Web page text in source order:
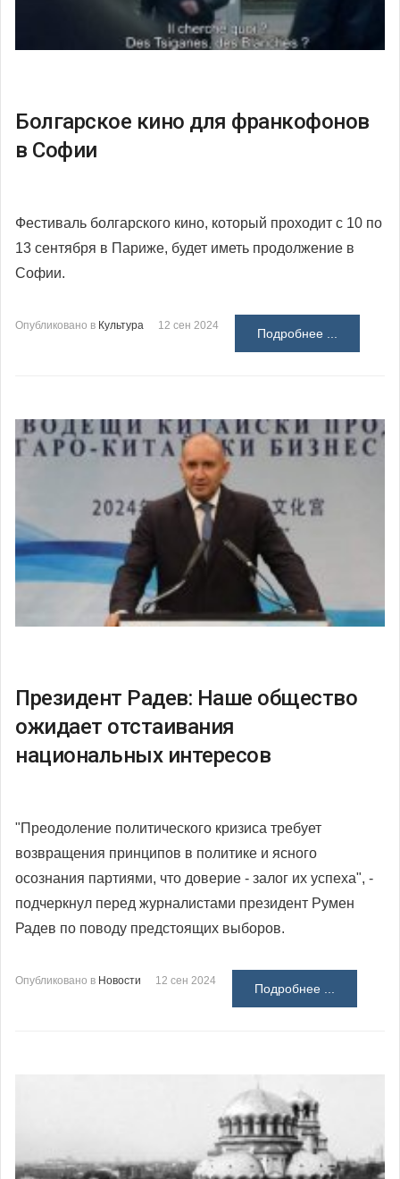
Болгарское кино для франкофонов
в Софии
Фестиваль болгарского кино, который проходит с 10 по
13 сентября в Париже, будет иметь продолжение в
Софии.
Опубликовано в Культура 12 сен 2024
Подробнее ...
Президент Радев: Наше общество
ожидает отстаивания
национальных интересов
"Преодоление политического кризиса требует
возвращения принципов в политике и ясного
осознания партиями, что доверие - залог их успеха", -
подчеркнул перед журналистами президент Румен
Радев по поводу предстоящих выборов.
Опубликовано в Новости 12 сен 2024
Подробнее ...